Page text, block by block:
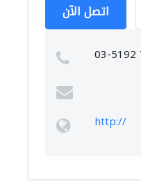
اتصل الآن
03-5192
http://